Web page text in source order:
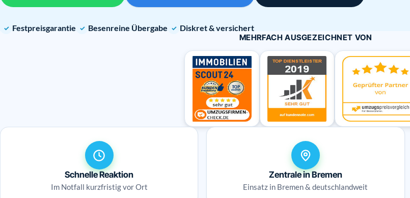
Festpreisgarantie Besenreine Übergabe Diskret & versichert
MEHRFACH AUSGEZEICHNET VON
Schnelle Reaktion
Im Notfall kurzfristig vor Ort
Zentrale in Bremen
Einsatz in Bremen & deutschlandweit